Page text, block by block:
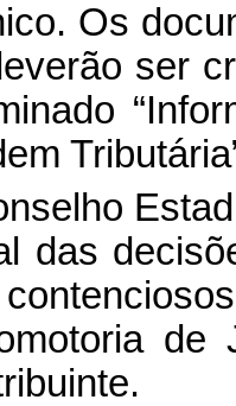
Os
ser
das